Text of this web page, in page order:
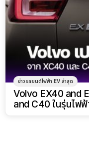
ข่าวรถยนต์ไฟฟ้า EV ล่าสุด
Volvo EX40 and
and C40 ในรุ่นไฟ